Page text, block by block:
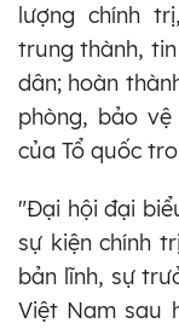
lượng chính
trung thành,
dân; hoàn
phòng, bảo
của Tổ quốc
"Đại hội đại
sự kiện chính
bản lĩnh, sự
Việt Nam sau